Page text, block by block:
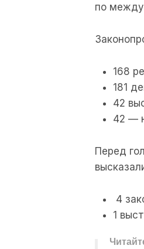
по
168
181
42
42 —
Перед
4
1